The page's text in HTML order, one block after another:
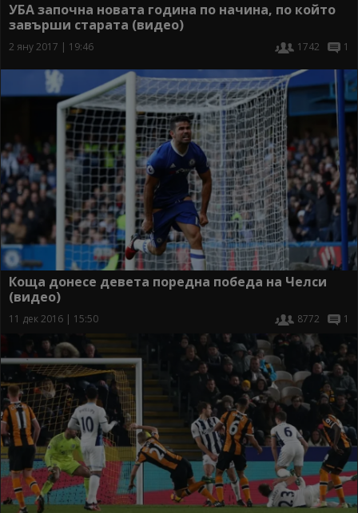
УБА започна новата година по начина, по който
завърши старата (видео)
2 яну 2017 | 19:46 1742 1
Коща донесе девета поредна победа на Челси
(видео)
11 дек 2016 | 15:50 8772 1